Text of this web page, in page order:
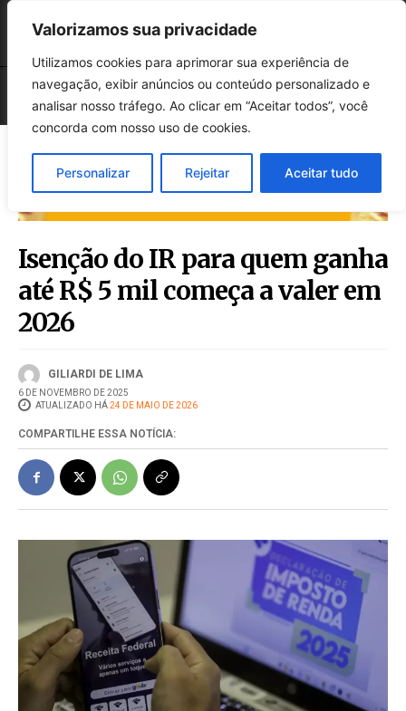
Valorizamos sua privacidade
Utilizamos cookies para aprimorar sua experiência de
navegação, exibir anúncios ou conteúdo personalizado e
analisar nosso tráfego. Ao clicar em “Aceitar todos”, você
concorda com nosso uso de cookies.
Personalizar Rejeitar Aceitar tudo
Isenção do IR para quem ganha
até R$ 5 mil começa a valer em
2026
GILIARDI DE LIMA
6 DE NOVEMBRO DE 2025
ATUALIZADO HÁ24 DE MAIO DE 2026
COMPARTILHE ESSA NOTÍCIA: